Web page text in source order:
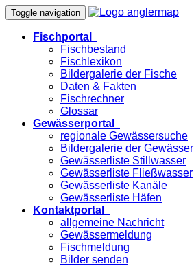
Toggle navigation
Fischportal
Fischbestand
Fischlexikon
Bildergalerie der Fische
Daten & Fakten
Fischrechner
Glossar
Gewässerportal
regionale Gewässersuche
Bildergalerie der Gewässer
Gewässerliste Stillwasser
Gewässerliste Fließwasser
Gewässerliste Kanäle
Gewässerliste Häfen
Kontaktportal
allgemeine Nachricht
Gewässermeldung
Fischmeldung
Bilder senden